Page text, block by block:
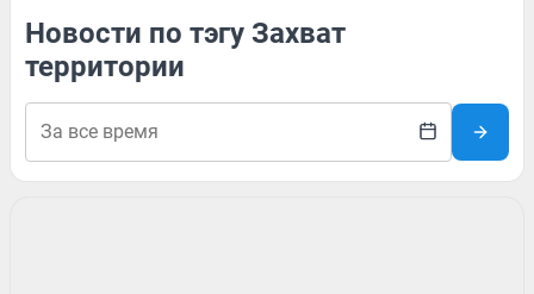
Новости по тэгу Захват
территории